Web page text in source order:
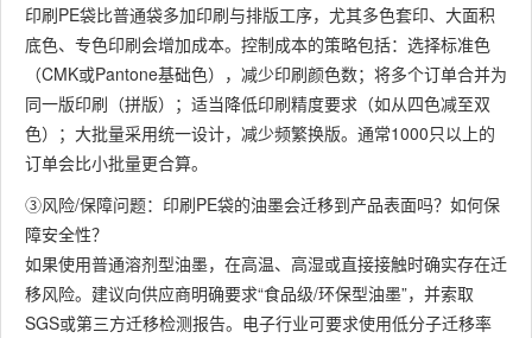
印刷PE袋比普通袋多加印刷与排版工序，尤其多色套印、大面积
底色、专色印刷会增加成本。控制成本的策略包括：选择标准色
（CMK或Pantone基础色），减少印刷颜色数；将多个订单合并为
同一版印刷（拼版）；适当降低印刷精度要求（如从四色减至双
色）；大批量采用统一设计，减少频繁换版。通常1000只以上的
订单会比小批量更合算。
③风险/保障问题：印刷PE袋的油墨会迁移到产品表面吗？如何保
障安全性？
如果使用普通溶剂型油墨，在高温、高湿或直接接触时确实存在迁
移风险。建议向供应商明确要求“食品级/环保型油墨”，并索取
SGS或第三方迁移检测报告。电子行业可要求使用低分子迁移率